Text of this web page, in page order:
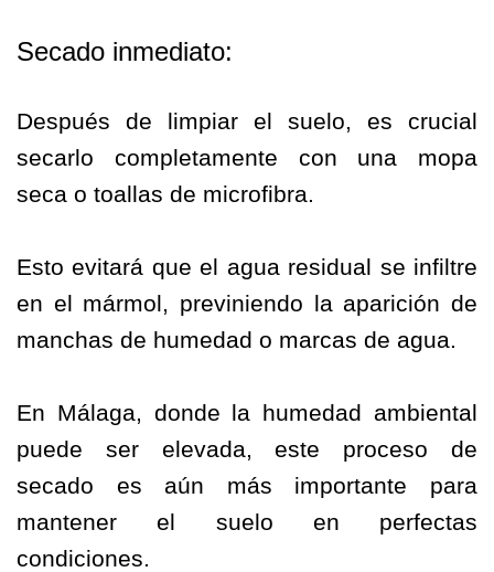
Secado inmediato:
Después de limpiar el suelo, es crucial
secarlo completamente con una mopa
seca o toallas de microfibra.
Esto evitará que el agua residual se infiltre
en el mármol, previniendo la aparición de
manchas de humedad o marcas de agua.
En Málaga, donde la humedad ambiental
puede ser elevada, este proceso de
secado es aún más importante para
mantener el suelo en perfectas
condiciones.